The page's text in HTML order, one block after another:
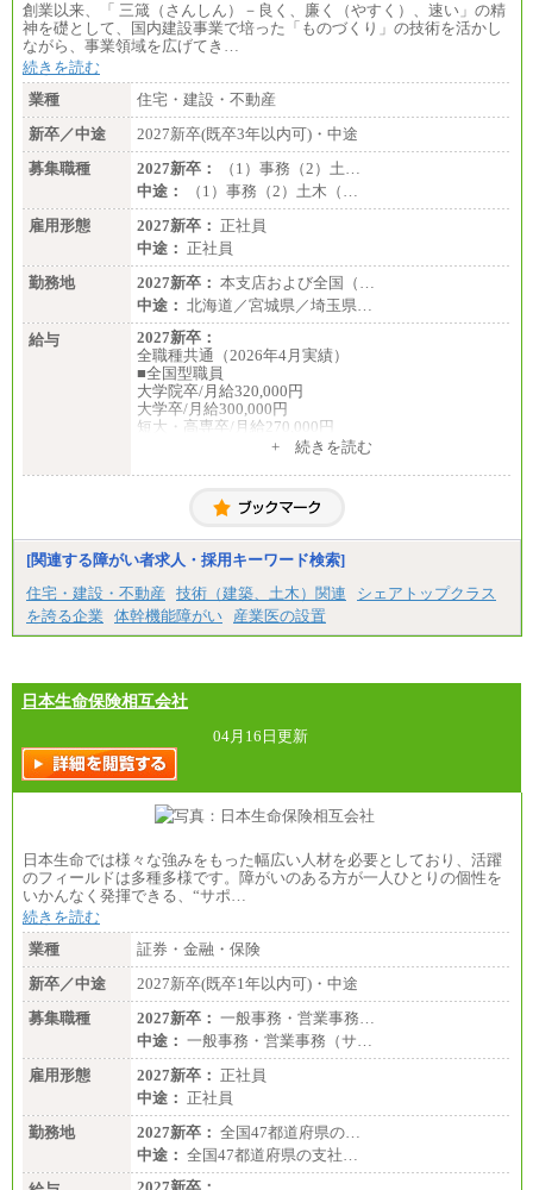
創業以来、「 三箴（さんしん）－良く、廉く（やすく）、速い」の精
神を礎として、国内建設事業で培った「ものづくり」の技術を活かし
ながら、事業領域を広げてき…
続きを読む
業種
住宅・建設・不動産
新卒／中途
2027新卒(既卒3年以内可)・中途
募集職種
2027新卒：
（1）事務（2）土…
中途：
（1）事務（2）土木（…
雇用形態
2027新卒： 正社員
中途： 正社員
勤務地
2027新卒： 本支店および全国（…
中途： 北海道／宮城県／埼玉県…
給与
2027新卒：
全職種共通（2026年4月実績）
■全国型職員
大学院卒/月給320,000円
大学卒/月給300,000円
短大・高専卒/月給270,000円
大学院卒/月給256,000円～288,000円
大学卒/月給240,000円～270,000円
短大・高専卒/月給216,000円～243,000円
■特定職員※
大学院卒/月給234,000円～263,000円
大学卒/月給219,000円～246,000円
短大・高専卒/月給197,000円～222,000円
※拠点型職員、特定職員の給与は、生活の拠点が定
す。
中途：
全職種共通
月給制
226,600円～390,100円（勤務地域等により異なりま
す）
・ご経験やスキルを考慮し、選考の中で決定いたし
ます。
+ 続きを読む
[関連する障がい者求人・採用キーワード検索]
住宅・建設・不動産
技術（建築、土木）関連
シェアトップクラス
を誇る企業
体幹機能障がい 産業医の設置
日本生命保険相互会社
04月16日更新
日本生命では様々な強みをもった幅広い人材を必要としており、活躍
のフィールドは多種多様です。障がいのある方が一人ひとりの個性を
いかんなく発揮できる、“サポ…
続きを読む
業種
証券・金融・保険
新卒／中途
2027新卒(既卒1年以内可)・中途
募集職種
2027新卒： 一般事務・営業事務…
中途： 一般事務・営業事務（サ…
雇用形態
2027新卒： 正社員
中途： 正社員
勤務地
2027新卒： 全国47都道府県の…
中途： 全国47都道府県の支社…